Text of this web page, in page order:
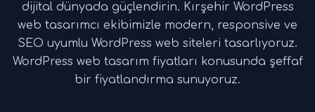
dijital dünyada güçlendirin. Kırşehir WordPress
web tasarımcı ekibimizle modern, responsive ve
SEO uyumlu WordPress web siteleri tasarlıyoruz.
WordPress web tasarım fiyatları konusunda şeffaf
bir fiyatlandırma sunuyoruz.